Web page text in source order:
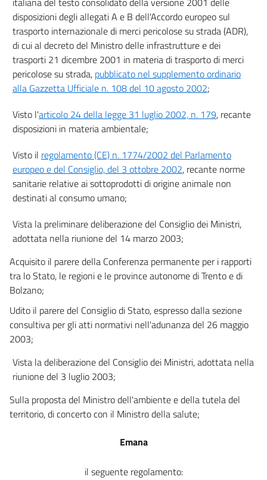
disposizioni degli allegati A e B dell'Accordo europeo sul
trasporto internazionale di merci pericolose su strada (ADR),
di cui al decreto del Ministro delle infrastrutture e dei
trasporti 21 dicembre 2001 in materia di trasporto di merci
pericolose su strada, pubblicato nel supplemento ordinario
alla Gazzetta Ufficiale n. 108 del 10 agosto 2002;
Visto l'articolo 24 della legge 31 luglio 2002, n. 179, recante
disposizioni in materia ambientale;
Visto il regolamento (CE) n. 1774/2002 del Parlamento
europeo e del Consiglio, del 3 ottobre 2002, recante norme
sanitarie relative ai sottoprodotti di origine animale non
destinati al consumo umano;
Vista la preliminare deliberazione del Consiglio dei Ministri,
adottata nella riunione del 14 marzo 2003;
Acquisito il parere della Conferenza permanente per i rapporti
tra lo Stato, le regioni e le province autonome di Trento e di
Bolzano;
Udito il parere del Consiglio di Stato, espresso dalla sezione
consultiva per gli atti normativi nell'adunanza del 26 maggio
2003;
Vista la deliberazione del Consiglio dei Ministri, adottata nella
riunione del 3 luglio 2003;
Sulla proposta del Ministro dell'ambiente e della tutela del
territorio, di concerto con il Ministro della salute;
Emana
il seguente regolamento: